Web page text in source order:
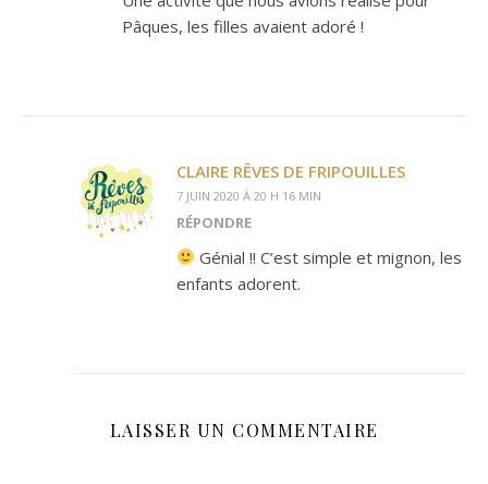
Pâques, les filles avaient adoré !
CLAIRE RÊVES DE FRIPOUILLES
7 JUIN 2020 À 20 H 16 MIN
RÉPONDRE
Génial !! C’est simple et mignon, les
enfants adorent.
LAISSER UN COMMENTAIRE